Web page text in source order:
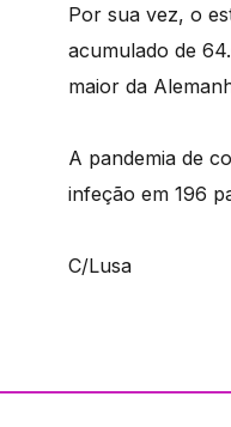
Por sua vez, o
acumulado de
maior da
A pandemia de
infeção em 196
C/Lusa